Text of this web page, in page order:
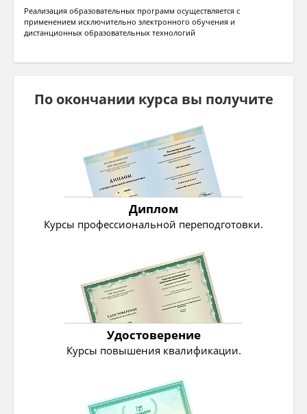
Реализация образовательных программ осуществляется с
применением исключительно электронного обучения и
дистанционных образовательных технологий
По окончании курса вы получите
Диплом
Курсы профессиональной переподготовки.
Удостоверение
Курсы повышения квалификации.